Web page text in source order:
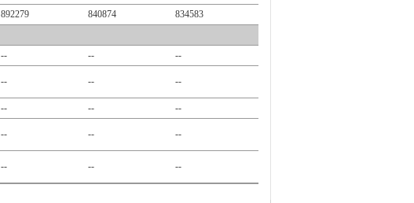
892279 840874
834583
-- --
--
-- -- --
-- --
--
-- -- --
-- -- --